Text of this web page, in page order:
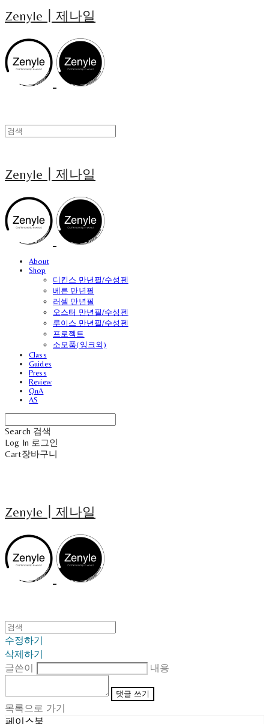
Zenyle┃제나일
Zenyle┃제나일
About
Shop
디킨스 만년필/수성펜
베른 만년필
러셀 만년필
오스터 만년필/수성펜
루이스 만년필/수성펜
프로젝트
소모품(잉크외)
Class
Guides
Press
Review
QnA
AS
Search 검색
Log In 로그인
Cart장바구니
Zenyle┃제나일
수정하기
삭제하기
글쓴이
내용
댓글 쓰기
목록으로 가기
페이스북